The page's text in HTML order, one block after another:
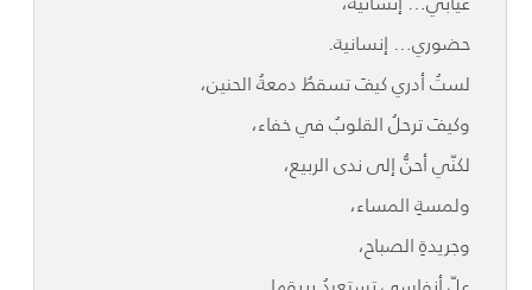
حضوري… إنسانية.
لستُ أدري كيفَ تسقطُ دمعةُ الحنين،
وكيفَ ترحلُ القلوبُ في خفاء،
لكنّي أحنُّ إلى ندى الربيع،
ولمسةِ المساء،
وجريدةِ الصباح،